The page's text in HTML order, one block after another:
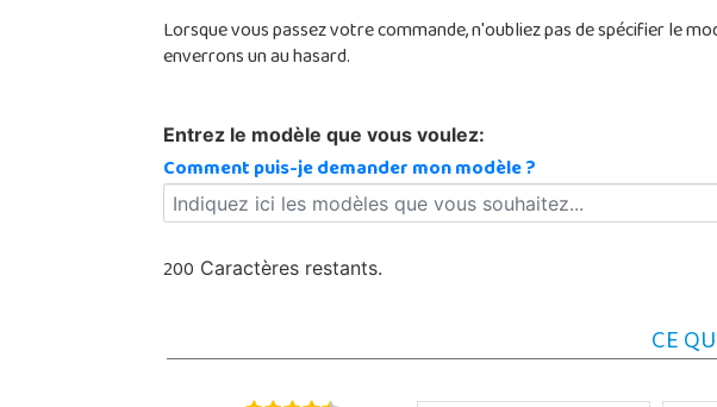
Lorsque vous passez votre commande, n'oubliez pas de spécifier le
enverrons un au hasard.
Entrez le modèle que vous voulez:
Comment puis-je demander mon modèle ?
200 Caractères restants.
CE